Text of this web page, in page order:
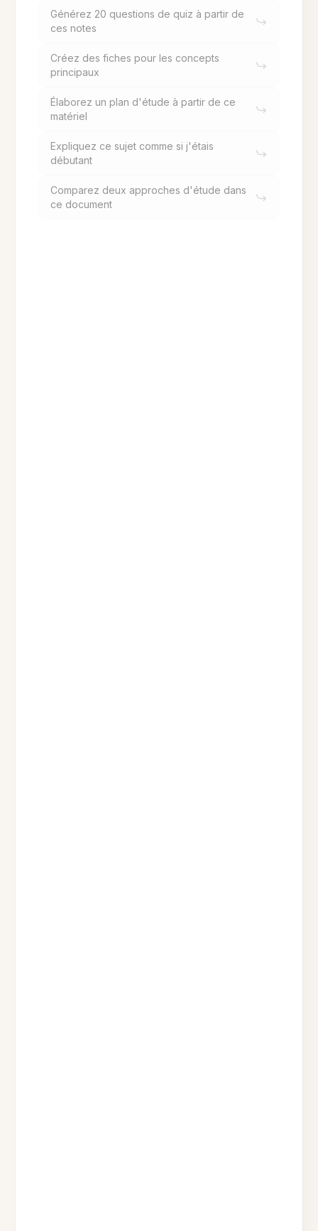
Générez 20 questions de quiz à partir de
ces notes
Créez des fiches pour les concepts
principaux
Élaborez un plan d'étude à partir de ce
matériel
Expliquez ce sujet comme si j'étais
débutant
Comparez deux approches d'étude dans
ce document